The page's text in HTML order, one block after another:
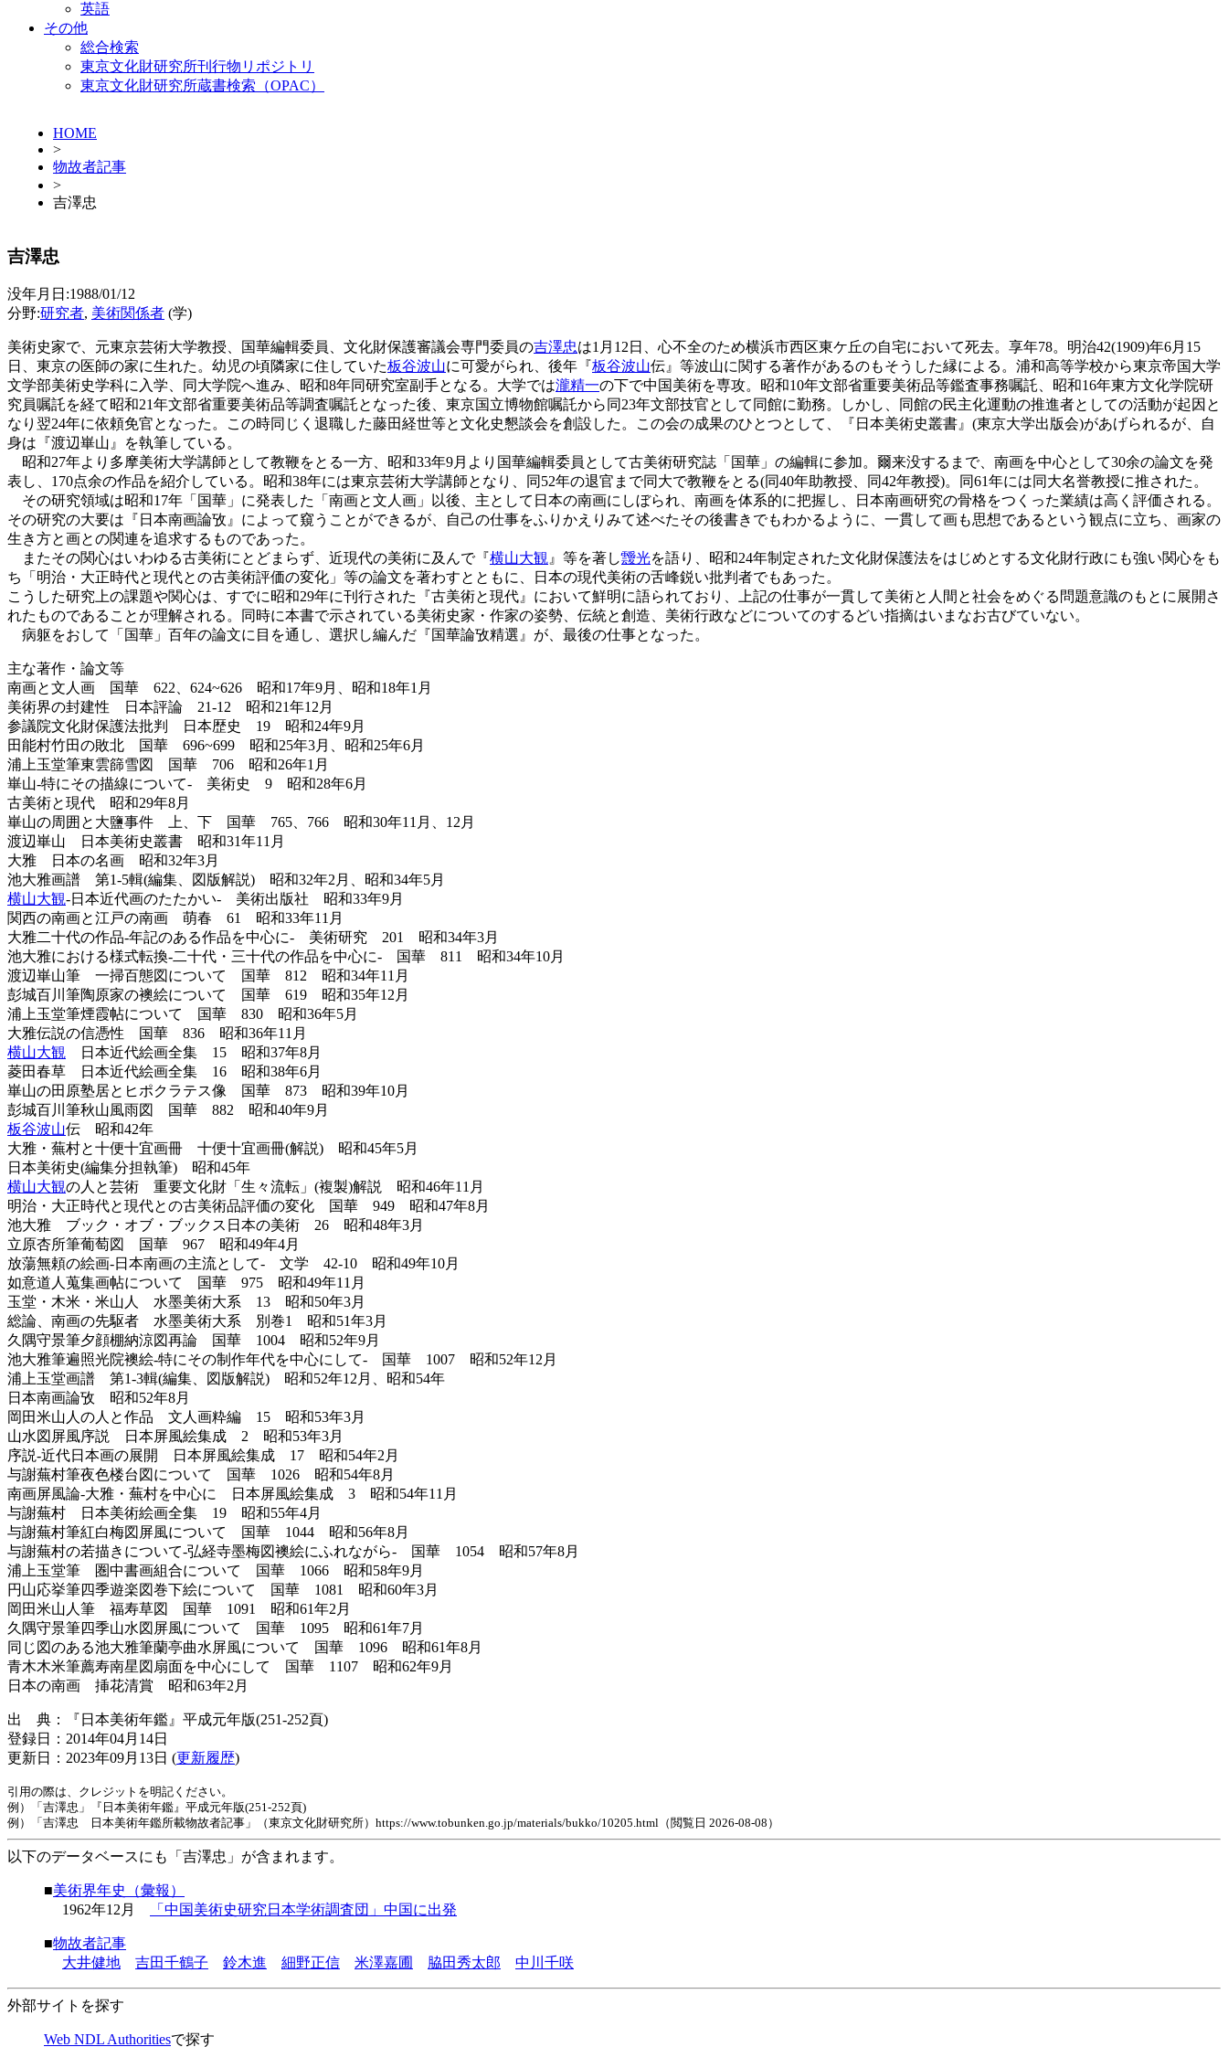
英語
その他
総合検索
東京文化財研究所刊行物リポジトリ
東京文化財研究所蔵書検索（OPAC）
HOME
>
物故者記事
>
吉澤忠
吉澤忠
没年月日:1988/01/12
分野:研究者, 美術関係者 (学)
美術史家で、元東京芸術大学教授、国華編輯委員、文化財保護審議会専門委員の吉澤忠は1月12日、心不全のため横浜市西区東ケ丘の自宅において死去。享年78。明治42(1909)年6月15
日、東京の医師の家に生れた。幼児の頃隣家に住していた板谷波山に可愛がられ、後年『板谷波山伝』等波山に関する著作があるのもそうした縁による。浦和高等学校から東京帝国大学
文学部美術史学科に入学、同大学院へ進み、昭和8年同研究室副手となる。大学では瀧精一の下で中国美術を専攻。昭和10年文部省重要美術品等鑑査事務嘱託、昭和16年東方文化学院研
究員嘱託を経て昭和21年文部省重要美術品等調査嘱託となった後、東京国立博物館嘱託から同23年文部技官として同館に勤務。しかし、同館の民主化運動の推進者としての活動が起因と
なり翌24年に依頼免官となった。この時同じく退職した藤田経世等と文化史懇談会を創設した。この会の成果のひとつとして、『日本美術史叢書』(東京大学出版会)があげられるが、自
身は『渡辺崋山』を執筆している。
昭和27年より多摩美術大学講師として教鞭をとる一方、昭和33年9月より国華編輯委員として古美術研究誌「国華」の編輯に参加。爾来没するまで、南画を中心として30余の論文を発
表し、170点余の作品を紹介している。昭和38年には東京芸術大学講師となり、同52年の退官まで同大で教鞭をとる(同40年助教授、同42年教授)。同61年には同大名誉教授に推された。
その研究領域は昭和17年「国華」に発表した「南画と文人画」以後、主として日本の南画にしぼられ、南画を体系的に把握し、日本南画研究の骨格をつくった業績は高く評価される。
その研究の大要は『日本南画論攷』によって窺うことができるが、自己の仕事をふりかえりみて述べたその後書きでもわかるように、一貫して画も思想であるという観点に立ち、画家の
生き方と画との関連を追求するものであった。
またその関心はいわゆる古美術にとどまらず、近現代の美術に及んで『横山大観 』等を著し靉光を語り、昭和24年制定された文化財保護法をはじめとする文化財行政にも強い関心をも
ち「明治・大正時代と現代との古美術評価の変化」等の論文を著わすとともに、日本の現代美術の舌峰鋭い批判者でもあった。
こうした研究上の課題や関心は、すでに昭和29年に刊行された『古美術と現代』において鮮明に語られており、上記の仕事が一貫して美術と人間と社会をめぐる問題意識のもとに展開さ
れたものであることが理解される。同時に本書で示されている美術史家・作家の姿勢、伝統と創造、美術行政などについてのするどい指摘はいまなお古びていない。
病躯をおして「国華」百年の論文に目を通し、選択し編んだ『国華論攷精選』が、最後の仕事となった。
主な著作・論文等
南画と文人画 国華 622、624~626 昭和17年9月、昭和18年1月
美術界の封建性 日本評論 21-12 昭和21年12月
参議院文化財保護法批判 日本歴史 19 昭和24年9月
田能村竹田の敗北 国華 696~699 昭和25年3月、昭和25年6月
浦上玉堂筆東雲篩雪図 国華 706 昭和26年1月
崋山-特にその描線について- 美術史 9 昭和28年6月
古美術と現代 昭和29年8月
崋山の周囲と大鹽事件 上、下 国華 765、766 昭和30年11月、12月
渡辺崋山 日本美術史叢書 昭和31年11月
大雅 日本の名画 昭和32年3月
池大雅画譜 第1-5輯(編集、図版解説) 昭和32年2月、昭和34年5月
横山大観-日本近代画のたたかい- 美術出版社 昭和33年9月
関西の南画と江戸の南画 萌春 61 昭和33年11月
大雅二十代の作品-年記のある作品を中心に- 美術研究 201 昭和34年3月
池大雅における様式転換-二十代・三十代の作品を中心に- 国華 811 昭和34年10月
渡辺崋山筆 一掃百態図について 国華 812 昭和34年11月
彭城百川筆陶原家の襖絵について 国華 619 昭和35年12月
浦上玉堂筆煙霞帖について 国華 830 昭和36年5月
大雅伝説の信憑性 国華 836 昭和36年11月
横山大観 日本近代絵画全集 15 昭和37年8月
菱田春草 日本近代絵画全集 16 昭和38年6月
崋山の田原塾居とヒポクラテス像 国華 873 昭和39年10月
彭城百川筆秋山風雨図 国華 882 昭和40年9月
板谷波山伝 昭和42年
大雅・蕪村と十便十宜画冊 十便十宜画冊(解説) 昭和45年5月
日本美術史(編集分担執筆) 昭和45年
横山大観の人と芸術 重要文化財「生々流転」(複製)解説 昭和46年11月
明治・大正時代と現代との古美術品評価の変化 国華 949 昭和47年8月
池大雅 ブック・オブ・ブックス日本の美術 26 昭和48年3月
立原杏所筆葡萄図 国華 967 昭和49年4月
放蕩無頼の絵画-日本南画の主流として- 文学 42-10 昭和49年10月
如意道人蒐集画帖について 国華 975 昭和49年11月
玉堂・木米・米山人 水墨美術大系 13 昭和50年3月
総論、南画の先駆者 水墨美術大系 別巻1 昭和51年3月
久隅守景筆夕顔棚納涼図再論 国華 1004 昭和52年9月
池大雅筆遍照光院襖絵-特にその制作年代を中心にして- 国華 1007 昭和52年12月
浦上玉堂画譜 第1-3輯(編集、図版解説) 昭和52年12月、昭和54年
日本南画論攷 昭和52年8月
岡田米山人の人と作品 文人画粋編 15 昭和53年3月
山水図屏風序説 日本屏風絵集成 2 昭和53年3月
序説-近代日本画の展開 日本屏風絵集成 17 昭和54年2月
与謝蕪村筆夜色楼台図について 国華 1026 昭和54年8月
南画屏風論-大雅・蕪村を中心に 日本屏風絵集成 3 昭和54年11月
与謝蕪村 日本美術絵画全集 19 昭和55年4月
与謝蕪村筆紅白梅図屏風について 国華 1044 昭和56年8月
与謝蕪村の若描きについて-弘経寺墨梅図襖絵にふれながら- 国華 1054 昭和57年8月
浦上玉堂筆 圏中書画組合について 国華 1066 昭和58年9月
円山応挙筆四季遊楽図巻下絵について 国華 1081 昭和60年3月
岡田米山人筆 福寿草図 国華 1091 昭和61年2月
久隅守景筆四季山水図屏風について 国華 1095 昭和61年7月
同じ図のある池大雅筆蘭亭曲水屏風について 国華 1096 昭和61年8月
青木木米筆薦寿南星図扇面を中心にして 国華 1107 昭和62年9月
日本の南画 挿花清賞 昭和63年2月
出 典：『日本美術年鑑』平成元年版(251-252頁)
登録日：2014年04月14日
更新日：2023年09月13日 (更新履歴)
引用の際は、クレジットを明記ください。
例）「吉澤忠」『日本美術年鑑』平成元年版(251-252頁)
例）「吉澤忠 日本美術年鑑所載物故者記事」（東京文化財研究所）https://www.tobunken.go.jp/materials/bukko/10205.html（閲覧日 2026-08-08）
以下のデータベースにも「吉澤忠」が含まれます。
■美術界年史（彙報）
1962年12月
「中国美術史研究日本学術調査団」中国に出発
■物故者記事
大井健地
吉田千鶴子 鈴木進 細野正信 米澤嘉圃 脇田秀太郎 中川千咲
外部サイトを探す
Web NDL Authoritiesで探す